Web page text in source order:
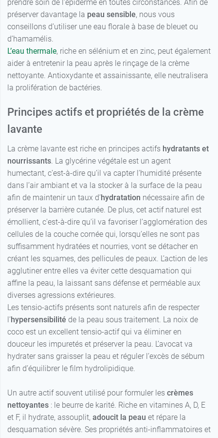
prendre soin de l’épiderme en toutes circonstances. Afin de
préserver davantage la peau sensible, nous vous
conseillons d’utiliser une eau florale à base de bleuet ou
d’hamamélis.
L’eau thermale, riche en sélénium et en zinc, peut également
aider à entretenir la peau après le rinçage de la crème
nettoyante. Antioxydante et assainissante, elle neutralisera
la prolifération de bactéries.
Principes actifs et propriétés de la crème
lavante
La crème lavante est riche en principes actifs hydratants et
nourrissants. La glycérine végétale est un agent
humectant, c’est-à-dire qu’il va capter l’humidité présente
dans l’air ambiant et va la stocker à la surface de la peau
afin de maintenir un taux d’hydratation nécessaire afin de
préserver la barrière cutanée. De plus, cet actif naturel est
émollient, c'est-à-dire qu'il va favoriser l’agglomération des
cellules de la couche cornée qui, lorsqu’elles ne sont pas
suffisamment hydratées et nourries, vont se détacher en
créant les squames, des pellicules de peaux. L’action de les
agglutiner entre elles va éviter cette desquamation qui
affine la peau, la laissant sans défense et perméable aux
diverses agressions extérieures.
Les tensio-actifs présents sont naturels afin de respecter
l’hypersensibilité de la peau sous traitement. La noix de
coco est un excellent tensio-actif qui va éliminer en
douceur les impuretés et préserver la peau. L’avocat va
hydrater sans graisser la peau et réguler l’excès de sébum
afin d’équilibrer le film hydrolipidique.
Un autre actif souvent utilisé pour formuler les crèmes
nettoyantes : le beurre de karité. Riche en vitamines A, D, E
et F, il hydrate, assouplit, adoucit la peau et répare la
desquamation sévère. Ses propriétés anti-inflammatoires et